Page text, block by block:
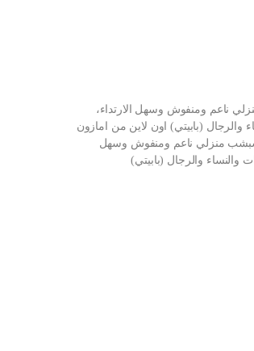
ناعم ومنفوش وسهل الارتداء،
والرجال (بابيتي) اون لاين من امازون
منزلي ناعم ومنفوش وسهل
والنساء والرجال (بابيتي)